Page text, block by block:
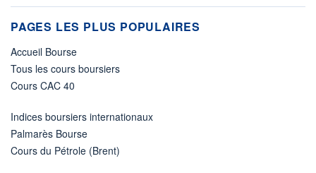
PAGES LES PLUS POPULAIRES
Accueil Bourse
Tous les cours boursiers
Cours CAC 40
Indices boursiers internationaux
Palmarès Bourse
Cours du Pétrole (Brent)